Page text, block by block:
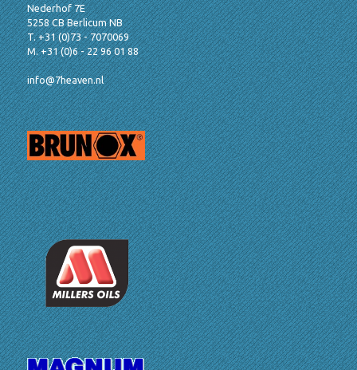
Nederhof 7E
5258 CB Berlicum NB
T. +31 (0)73 - 7070069
M. +31 (0)6 - 22 96 01 88
info@7heaven.nl